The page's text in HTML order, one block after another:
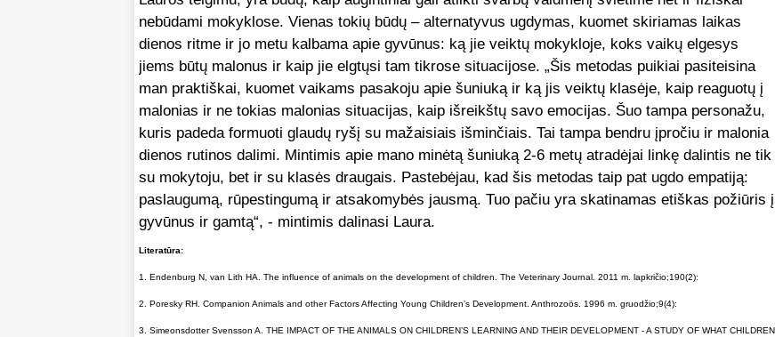
nebūdami mokyklose. Vienas tokių būdų – alternatyvus ugdymas, kuomet skiriamas laikas
dienos ritme ir jo metu kalbama apie gyvūnus: ką jie veiktų mokykloje, koks vaikų elgesys
jiems būtų malonus ir kaip jie elgtųsi tam tikrose situacijose. „Šis metodas puikiai pasiteisina
man praktiškai, kuomet vaikams pasakoju apie šuniuką ir ką jis veiktų klasėje, kaip reaguotų į
malonias ir ne tokias malonias situacijas, kaip išreikštų savo emocijas. Šuo tampa personažu,
kuris padeda formuoti glaudų ryšį su mažaisiais išminčiais. Tai tampa bendru įpročiu ir malonia
dienos rutinos dalimi. Mintimis apie mano minėtą šuniuką 2-6 metų atradėjai linkę dalintis ne tik
su mokytoju, bet ir su klasės draugais. Pastebėjau, kad šis metodas taip pat ugdo empatiją:
paslaugumą, rūpestingumą ir atsakomybės jausmą. Tuo pačiu yra skatinamas etiškas požiūris į
gyvūnus ir gamtą“, - mintimis dalinasi Laura.
Literatūra:
1. Endenburg N, van Lith HA. The influence of animals on the development of children. The Veterinary Journal. 2011 m. lapkričio;190(2):
2. Poresky RH. Companion Animals and other Factors Affecting Young Children’s Development. Anthrozoös. 1996 m. gruodžio;9(4):
3. Simeonsdotter Svensson A. THE IMPACT OF THE ANIMALS ON CHILDREN’S LEARNING AND THEIR DEVELOPMENT - A STUDY OF WHAT CHILDREN